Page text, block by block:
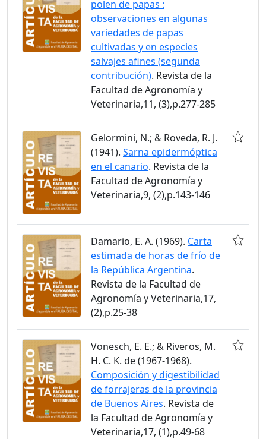
polen de papas :
observaciones en algunas
variedades de papas
cultivadas y en especies
salvajes afines (segunda
contribución). Revista de la
Facultad de Agronomía y
Veterinaria,11, (3),p.277-285
Gelormini, N.; & Roveda, R. J.
(1941). Sarna epidermóptica
en el canario. Revista de la
Facultad de Agronomía y
Veterinaria,9, (2),p.143-146
Damario, E. A. (1969). Carta
estimada de horas de frío de
la República Argentina.
Revista de la Facultad de
Agronomía y Veterinaria,17,
(2),p.25-38
Vonesch, E. E.; & Riveros, M.
H. C. K. de (1967-1968).
Composición y digestibilidad
de forrajeras de la provincia
de Buenos Aires. Revista de
la Facultad de Agronomía y
Veterinaria,17, (1),p.49-68